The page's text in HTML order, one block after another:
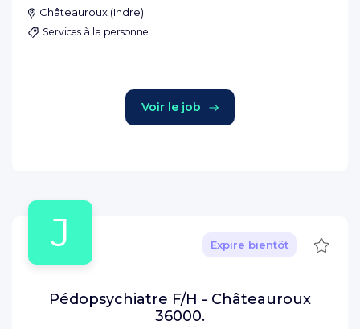
Châteauroux (Indre)
Services à la personne
Voir le job
J Expire bientôt
Pédopsychiatre F/H - Châteauroux
36000.